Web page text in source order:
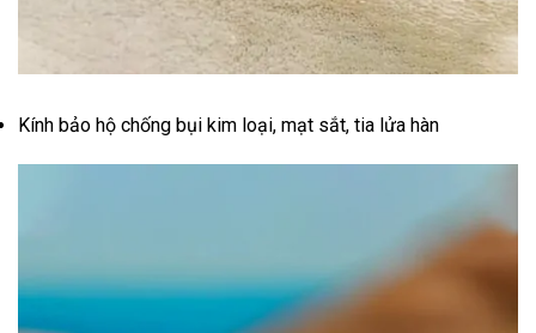
Kính bảo hộ chống bụi kim loại, mạt sắt, tia lửa hàn